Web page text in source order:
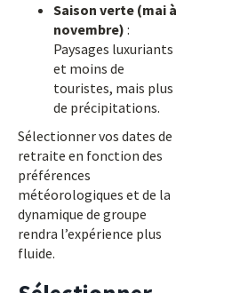
Saison verte (mai à
novembre) :
Paysages luxuriants
et moins de
touristes, mais plus
de précipitations.
Sélectionner vos dates de
retraite en fonction des
préférences
météorologiques et de la
dynamique de groupe
rendra l’expérience plus
fluide.